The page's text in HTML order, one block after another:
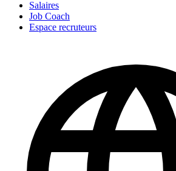
Salaires
Job Coach
Espace recruteurs